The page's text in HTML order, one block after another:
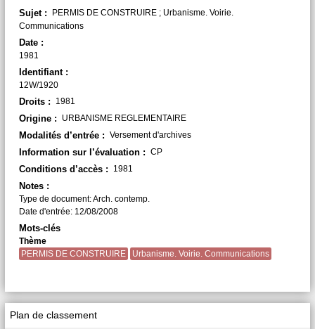
Plan de classement
Sujet :
PERMIS DE CONSTRUIRE ; Urbanisme. Voirie.
Communications
Date :
1981
Identifiant :
12W/1920
Droits : 1981
Origine : URBANISME REGLEMENTAIRE
Modalités d’entrée : Versement d'archives
Information sur l’évaluation : CP
Conditions d’accès : 1981
Notes :
Type de document: Arch. contemp.
Date d'entrée: 12/08/2008
Mots-clés
Thème
PERMIS DE CONSTRUIRE
Urbanisme. Voirie. Communications